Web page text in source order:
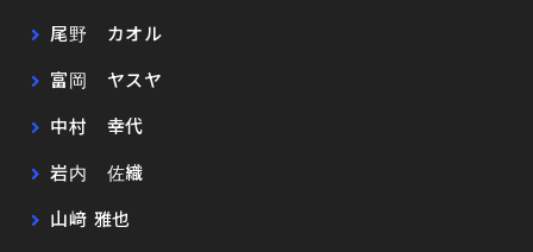
尾野 カオル
富岡 ヤスヤ
中村 幸代
岩内 佐織
山﨑 雅也